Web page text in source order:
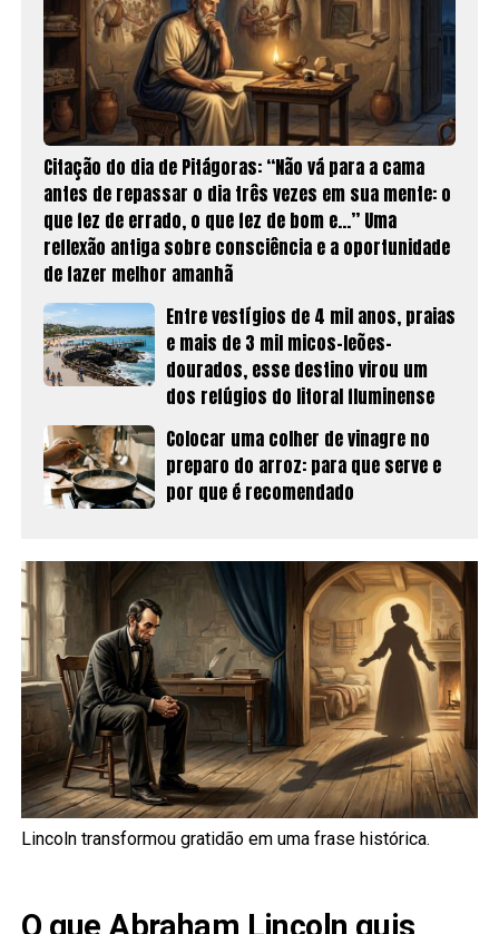
Citação do dia de Pitágoras: “Não vá para a cama
antes de repassar o dia três vezes em sua mente: o
que fez de errado, o que fez de bom e…” Uma
reflexão antiga sobre consciência e a oportunidade
de fazer melhor amanhã
Entre vestígios de 4 mil anos, praias
e mais de 3 mil micos-leões-
dourados, esse destino virou um
dos refúgios do litoral fluminense
Colocar uma colher de vinagre no
preparo do arroz: para que serve e
por que é recomendado
Lincoln transformou gratidão em uma frase histórica.
O que Abraham Lincoln quis